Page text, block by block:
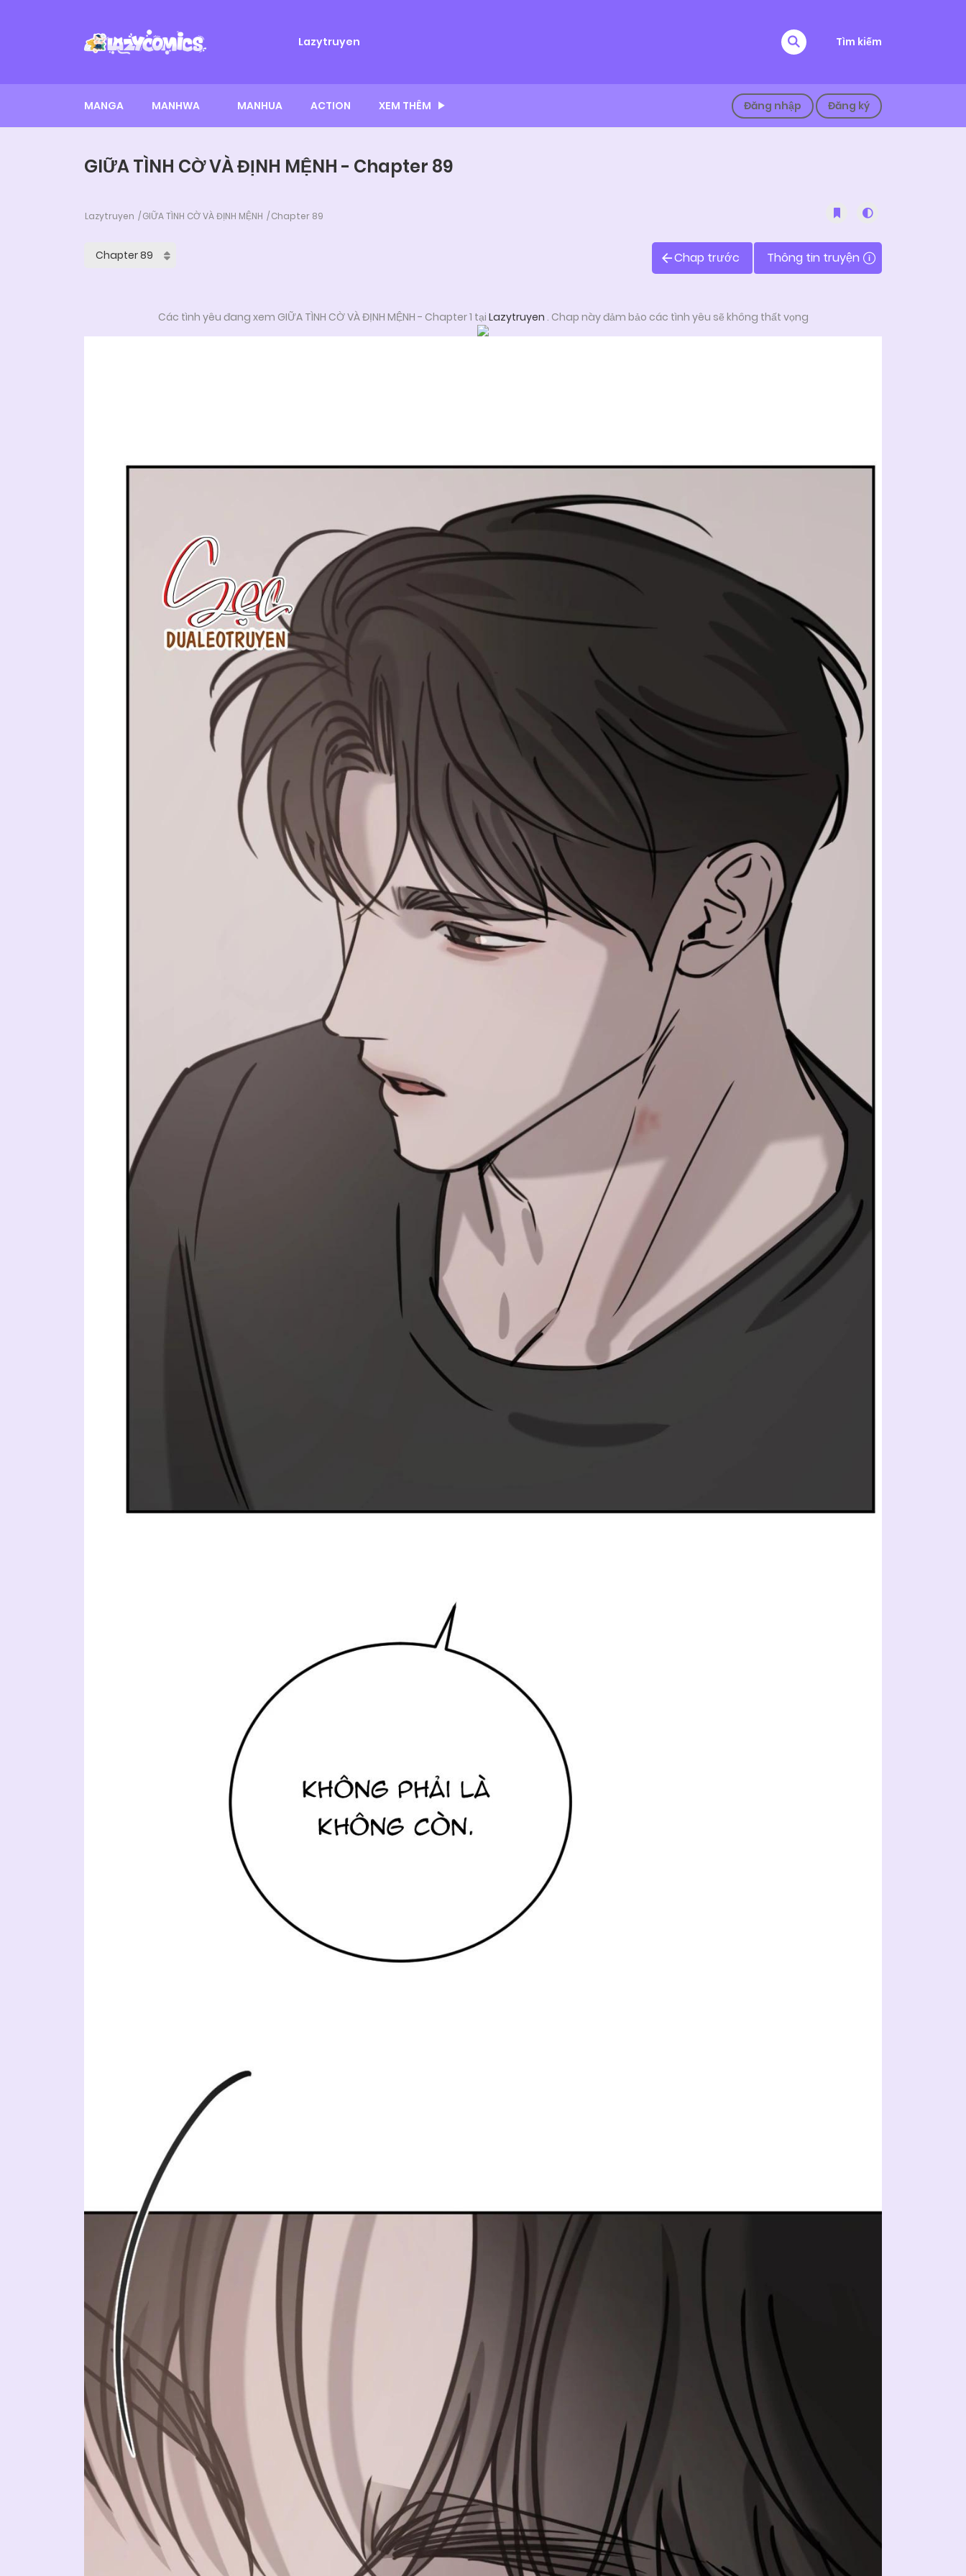
Lazytruyen Tìm kiếm
MANGA MANHWA MANHUA ACTION XEM THÊM Đăng nhập Đăng ký
GIỮA TÌNH CỜ VÀ ĐỊNH MỆNH - Chapter 89
Lazytruyen GIỮA TÌNH CỜ VÀ ĐỊNH MỆNH Chapter 89
Chap trước Thông tin truyện
Các tình yêu đang xem GIỮA TÌNH CỜ VÀ ĐỊNH MỆNH - Chapter 1 tại Lazytruyen . Chap này đảm bảo các tình yêu sẽ không thất vọng